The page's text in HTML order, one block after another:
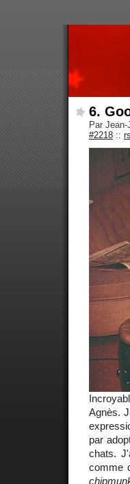
6.
Par
#2218 ::
Agnès.
par
chats.
comme